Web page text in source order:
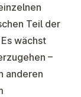
Teil der
wächst
–
anderen